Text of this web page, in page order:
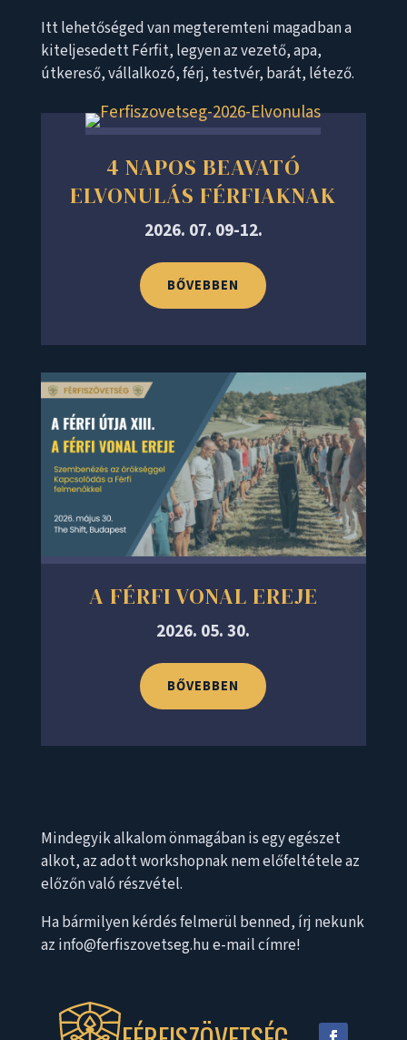
Itt lehetőséged van megteremteni magadban a
kiteljesedett Férfit, legyen az vezető, apa,
útkereső, vállalkozó, férj, testvér, barát, létező.
4 NAPOS BEAVATÓ
ELVONULÁS FÉRFIAKNAK
2026. 07. 09-12.
BŐVEBBEN
A FÉRFI VONAL EREJE
2026. 05. 30.
BŐVEBBEN
Mindegyik alkalom önmagában is egy egészet
alkot, az adott workshopnak nem előfeltétele az
előzőn való részvétel.
Ha bármilyen kérdés felmerül benned, írj nekunk
az info@ferfiszovetseg.hu e-mail címre!